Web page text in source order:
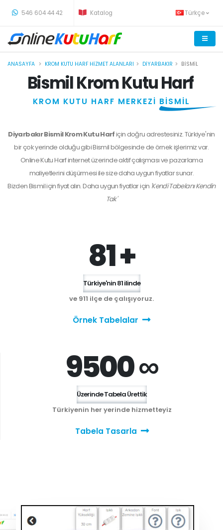
546 604 44 42 Katalog Türkçe
ANASAYFA KROM KUTU HARF HIZMET ALANLARI DIYARBAKIR BISMIL
Bismil Krom Kutu Harf
KROM KUTU HARF MERKEZİ BİSMİL
Diyarbakır Bismil Krom Kutu Harfiçin doğru adrestesiniz. Türkiye'nin
bir çok yerinde olduğu gibi Bismil bölgesinde de örnek işlerimiz var.
Online Kutu Harf internet üzerinde aktif çalışması ve pazarlama
maliyetlerini düşürmesi ile size daha uygun fiyatlar sunar.
BizdenBismiliçin fiyat alın. Daha uygun fiyatlar için 'Kendi Tabelanı Kendin
Tak'
81 +
Türkiye'nin 81 ilinde
ve 911 ilçe de çalışıyoruz.
Örnek Tabelalar
9500 ∞
Üzerinde Tabela Ürettik
Türkiyenin her yerinde hizmetteyiz
Tabela Tasarla